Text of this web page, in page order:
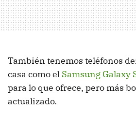
También tenemos teléfonos
casa como el Samsung Galaxy
para lo que ofrece, pero más
actualizado.